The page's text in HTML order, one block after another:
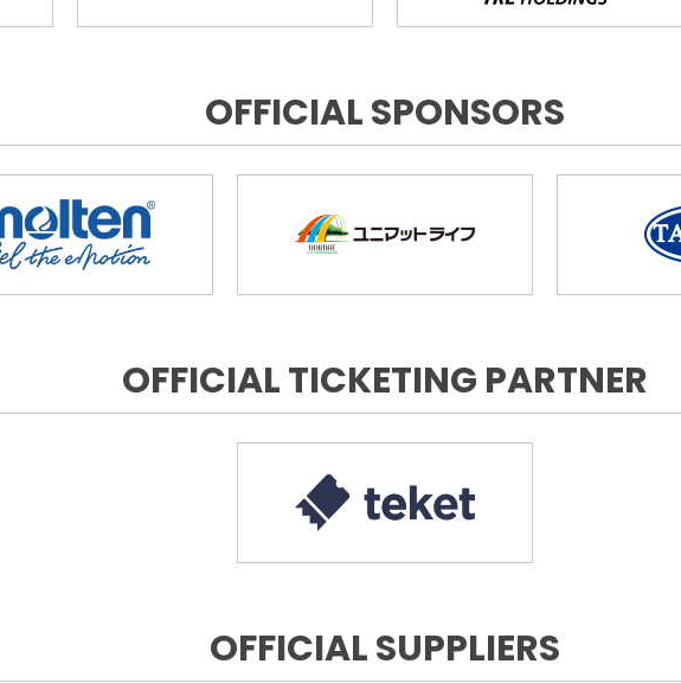
OFFICIAL SPONSORS
OFFICIAL TICKETING PARTNER
OFFICIAL SUPPLIERS